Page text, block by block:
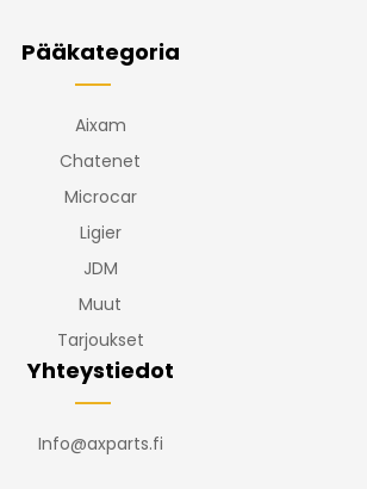
Pääkategoria
Aixam
Chatenet
Microcar
Ligier
JDM
Muut
Tarjoukset
Yhteystiedot
Info@axparts.fi